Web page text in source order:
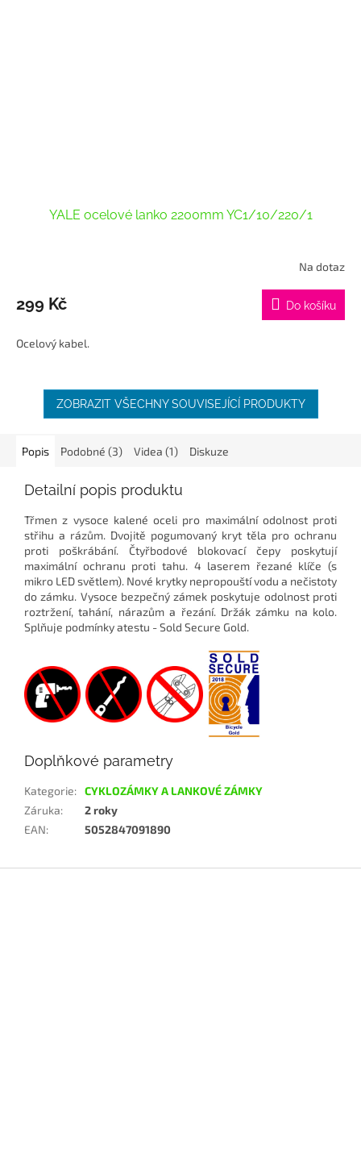
YALE ocelové lanko 2200mm YC1/10/220/1
produktu
je
z
Na dotaz
299 Kč Do košíku
Ocelový kabel.
ZOBRAZIT VŠECHNY SOUVISEJÍCÍ PRODUKTY
Popis Podobné (3) Videa (1) Diskuze
Detailní popis produktu
Třmen z vysoce kalené oceli pro maximální odolnost proti
střihu a rázům. Dvojitě pogumovaný kryt těla pro ochranu
proti poškrábání. Čtyřbodové blokovací čepy poskytují
maximální ochranu proti tahu. 4 laserem řezané klíče (s
mikro LED světlem). Nové krytky nepropouští vodu a nečistoty
do zámku. Vysoce bezpečný zámek poskytuje odolnost proti
roztržení, tahání, nárazům a řezání. Držák zámku na kolo.
Splňuje podmínky atestu - Sold Secure Gold.
Doplňkové parametry
Kategorie: CYKLOZÁMKY A LANKOVÉ ZÁMKY
Záruka:
2 roky
EAN: 5052847091890